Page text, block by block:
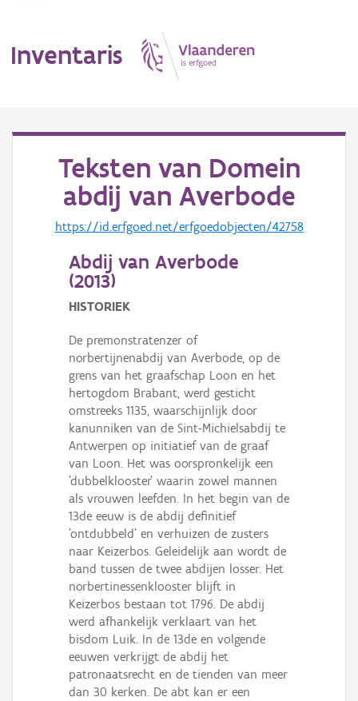
Inventaris
Erfgoedobject
Aanduidingsobject
Waarneming
Gebeurtenis
Teksten van Domein
abdij van Averbode
https://id.erfgoed.net/erfgoedobjecten/42758
Abdij van Averbode
(2013)
HISTORIEK
De premonstratenzer of
norbertijnenabdij van Averbode, op de
grens van het graafschap Loon en het
hertogdom Brabant, werd gesticht
omstreeks 1135, waarschijnlijk door
kanunniken van de Sint-Michielsabdij te
Antwerpen op initiatief van de graaf
van Loon. Het was oorspronkelijk een
'dubbelklooster' waarin zowel mannen
als vrouwen leefden. In het begin van de
13de eeuw is de abdij definitief
'ontdubbeld' en verhuizen de zusters
naar Keizerbos. Geleidelijk aan wordt de
band tussen de twee abdijen losser. Het
norbertinessenklooster blijft in
Keizerbos bestaan tot 1796. De abdij
werd afhankelijk verklaart van het
bisdom Luik. In de 13de en volgende
eeuwen verkrijgt de abdij het
patronaatsrecht en de tienden van meer
dan 30 kerken. De abt kan er een